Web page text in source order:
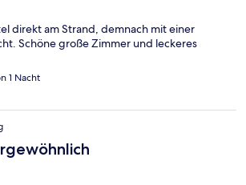
direkt am Strand, demnach mit einer
Schöne große Zimmer und leckeres
1 Nacht